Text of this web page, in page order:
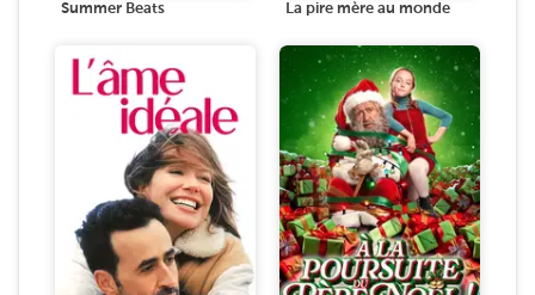
Summer Beats La pire mère au monde